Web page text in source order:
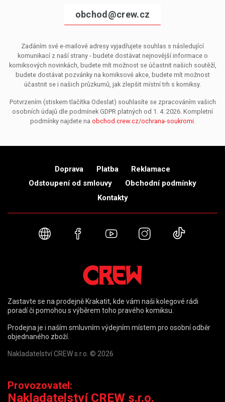
obchod@crew.cz
Zadáním své e-mailové adresy vyjadřujete souhlas s následující
komunikací z naší strany - budete dostávat nejnovější informace o
komiksových novinkách, budete mít možnost se účastnit našich soutěží,
budete dostávat pozvánky na komiksové akce, budete mít možnost
účastnit se i našich průzkumů, jak zlepšit místní trh s komiksy.
Potvrzením (stiskem tlačítka Odeslat) souhlasíte se zpracováním vašich
osobních údajů dle podmínek GDPR platných od 1. 4. 2026. Kompletní
podmínky najdete na obchod.crew.cz/ochrana-soukromi.
Doprava Platba
Reklamace
Odstoupení od smlouvy
Obchodní podmínky
Kontakty
Webové stránky
FacebookYouTubeInstagram
Zastavte se na prodejně Krakatit, kde vám naši kolegové rádi
poradí či pomohou s výběrem toho pravého komiksu.
Prodejna je i naším smluvním výdejním místem pro osobní odběr
objednaného zboží.
Nakladatelství CREW s.r.o. © 2026
Provozovatel:
Nakladatelství CREW s.r.o.